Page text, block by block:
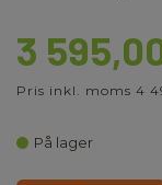
3
Pris inkl. moms 4
På lager